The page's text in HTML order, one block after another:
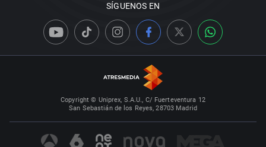
SÍGUENOS EN
Copyright © Uniprex, S.A.U., C/ Fuerteventura 12
San Sebastián de los Reyes, 28703 Madrid